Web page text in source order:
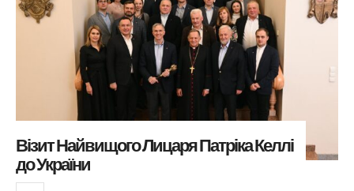
Візит Найвищого Лицаря Патріка Келлі
до України